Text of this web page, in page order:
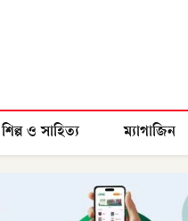
শিল্প ও সাহিত্য ম্যাগাজিন